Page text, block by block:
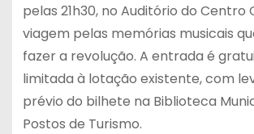
pelas 21h30, no Auditório do Centro
viagem pelas memórias musicais
fazer a revolução. A entrada é
limitada à lotação existente, com
prévio do bilhete na Biblioteca
Postos de Turismo.